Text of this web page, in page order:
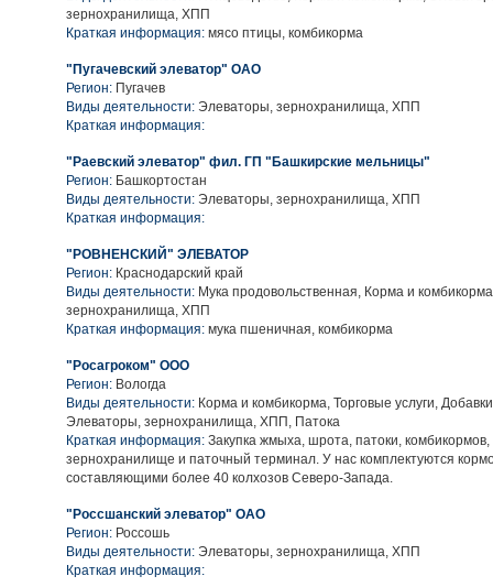
зернохранилища, ХПП
Краткая информация: мясо птицы, комбикорма
"Пугачевский элеватор" ОАО
Регион: Пугачев
Виды деятельности: Элеваторы, зернохранилища, ХПП
Краткая информация:
"Раевский элеватор" фил. ГП "Башкирские мельницы"
Регион: Башкортостан
Виды деятельности: Элеваторы, зернохранилища, ХПП
Краткая информация:
"РОВНЕНСКИЙ" ЭЛЕВАТОР
Регион: Краснодарский край
Виды деятельности: Мука продовольственная, Корма и
зернохранилища, ХПП
Краткая информация: мука пшеничная, комбикорма
"Росагроком" ООО
Регион: Вологда
Виды деятельности: Корма и комбикорма, Торговые услуги,
Элеваторы, зернохранилища, ХПП, Патока
Краткая информация: Закупка жмыха, шрота, патоки,
зернохранилище и паточный терминал. У нас комплектуются
составляющими более 40 колхозов Северо-Запада.
"Россшанский элеватор" ОАО
Регион: Россошь
Виды деятельности: Элеваторы, зернохранилища, ХПП
Краткая информация: